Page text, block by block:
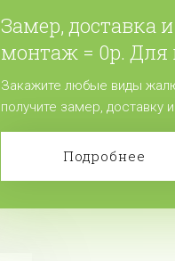
Замер, доставка и
монтаж = 0р. Для
жалюзи.
Закажите любые виды
получите замер, доставку
бесплатно! Сделайте заказ!
Подробнее